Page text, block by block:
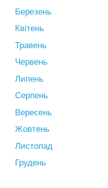
Березень
Квітень
Травень
Червень
Липень
Серпень
Вересень
Жовтень
Листопад
Грудень